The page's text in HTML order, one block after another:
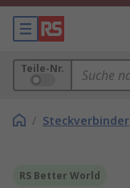
Teile-Nr.
/ Steckverbinder
RS Better World